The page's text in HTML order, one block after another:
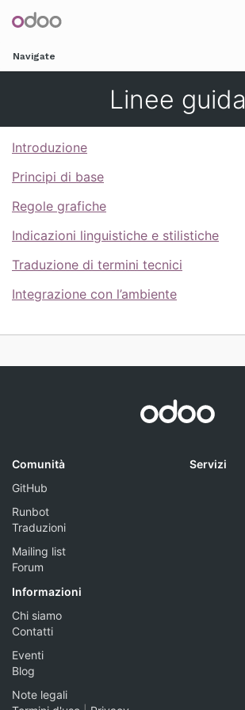
Navigate
Linee guida
Introduzione
Principi di base
Regole grafiche
Indicazioni linguistiche e stilistiche
Traduzione di termini tecnici
Integrazione con l’ambiente
Comunità
GitHub
Runbot
Traduzioni
Mailing list
Forum
Servizi
Informazioni
Chi siamo
Contatti
Eventi
Blog
Note legali